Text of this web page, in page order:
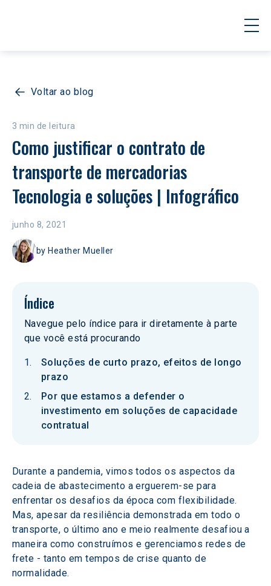
Voltar ao blog
3 min de leitura
Como justificar o contrato de
transporte de mercadorias
Tecnologia e soluções | Infográfico
junho 8, 2021
by Heather Mueller
Índice
Navegue pelo índice para ir diretamente à parte
que você está procurando
Soluções de curto prazo, efeitos de longo
prazo
Por que estamos a defender o
investimento em soluções de capacidade
contratual
Durante a pandemia, vimos todos os aspectos da
cadeia de abastecimento a erguerem-se para
enfrentar os desafios da época com flexibilidade.
Mas, apesar da resiliência demonstrada em todo o
transporte, o último ano e meio realmente desafiou a
maneira como construímos e gerenciamos redes de
frete - tanto em tempos de crise quanto de
normalidade.